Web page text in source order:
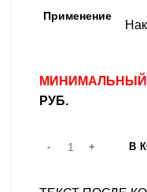
Применение
РУБ.
В